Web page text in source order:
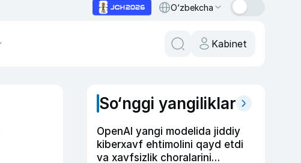
O‘zbekcha
Kabinet
So‘nggi yangiliklar
OpenAI yangi modelida jiddiy
kiberxavf ehtimolini qayd etdi
va xavfsizlik choralarini